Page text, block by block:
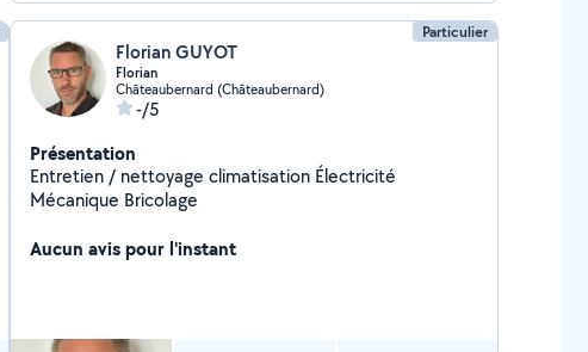
Particulier
Florian GUYOT
Florian
Châteaubernard (Châteaubernard)
-/5
Présentation
Entretien / nettoyage climatisation Électricité
Mécanique Bricolage
Aucun avis pour l'instant